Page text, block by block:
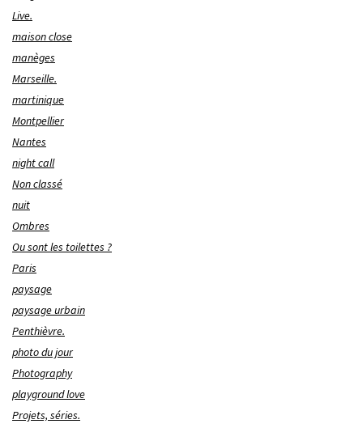
Live.
maison close
manèges
Marseille.
martinique
Montpellier
Nantes
night call
Non classé
nuit
Ombres
Ou sont les toilettes ?
Paris
paysage
paysage urbain
Penthièvre.
photo du jour
Photography
playground love
Projets, séries.